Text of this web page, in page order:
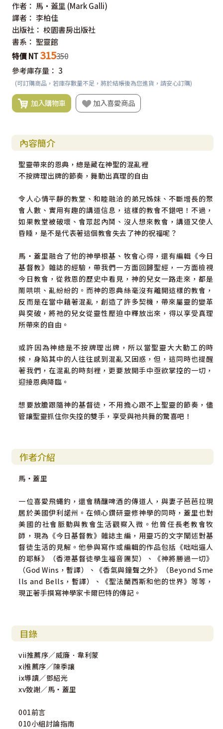
作者： 馬‧蓋里 (Mark Galli)
譯者： 李柏佳
出版社： 校園書房出版社
書系： 聖靈館
特價 NT 315350
參考庫存量： 3
(可訂購商品，若庫存數量不足，將於結帳後為您進貨，請安心訂購)
加入購物車 加入喜愛商品
內容簡介
聖靈帶來的恩典，總是藏在神聖的混亂裡
不按牌理出牌的節奏，舞動出真理的自由
令人心情平靜的教堂、和睦融洽的弟兄姊妹、不斷增長的聚
會人數、實用有趣的講道信息，這樣的教會不錯吧！不過，
如果教堂被破壞、會眾起內鬨、沒人想來教會，講道又使人
昏睡，是不是代表著這個教會失去了神的祝福呢？
馬‧蓋里融合了他的神學根基、牧會心得，還有編輯《今日
基督教》雜誌的經驗，帶我們一方面回歸聖經，一方面檢視
今日教會，從救恩的歷史中看見，神的兒女一路走來，都是
鬧哄哄、亂紛紛的。而神的恩典絲毫沒有離開這樣的教會，
反而是在當中藉著混亂，創造了許多契機，帶來屬靈的變革
與突破，將祂的兒女從靈性壓迫中釋放出來，得以享受真理
所帶來的自由。
或許因為神總是不按牌理出牌，所以當聖靈大大動工的時
候，身陷其中的人往往感到混亂又困惑，但，這同時也提醒
著我們，在混亂的時刻裡，更要放開手中亟欲掌控的一切，
迎接恩典降臨。
想要放膽跟隨神的基督徒，不用擔心跟不上聖靈的節奏，儘
管讓聖靈抓住你失控的雙手，享受與祂共舞的驚喜吧！
作者介紹
馬‧蓋里
一位喜愛飛蠅釣，還會精釀啤酒的傳道人，與妻子芭芭拉現
居於美國伊利諾州。在傾心鑽研靈修神學的同時，蓋里也對
美國的社會脈動與教會生活觀察入微。他曾任長老教會牧
師，現為《今日基督教》雜誌主編，用靈巧的文字闡述對基
督徒生活的見解。他參與寫作或編輯的作品包括《咄咄逼人
的耶穌》（香港基督徒學生福音團契）、《神將勝過一切》
（God Wins，暫譯）、《香氣與鐘聲之外》（Beyond Sme
lls and Bells，暫譯）、《聖法蘭西斯和他的世界》等等，
現正著手撰寫神學家卡爾巴特的傳記。
目錄
vii推薦序／威廉．韋利蒙
xi推薦序／陳季讓
ix導讀／鄧紹光
xv致謝／馬‧蓋里
001前言
010小組討論指南